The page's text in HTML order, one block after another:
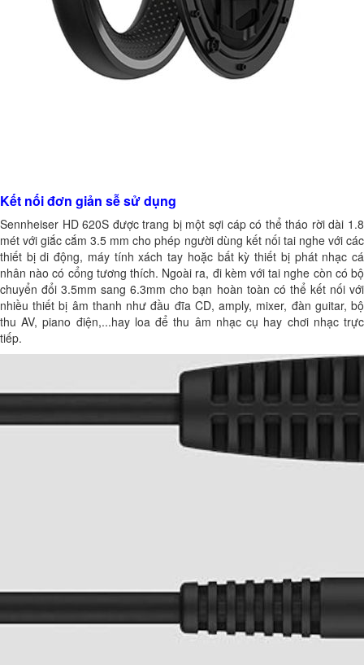
Kết nối đơn giản sễ sử dụng
Sennheiser HD 620S được trang bị một sợi cáp có thể tháo rời dài 1.8
mét với giắc cắm 3.5 mm cho phép người dùng kết nối tai nghe với các
thiết bị di động, máy tính xách tay hoặc bất kỳ thiết bị phát nhạc cá
nhân nào có cổng tương thích. Ngoài ra, đi kèm với tai nghe còn có bộ
chuyển đổi 3.5mm sang 6.3mm cho bạn hoàn toàn có thể kết nối với
nhiều thiết bị âm thanh như đầu đĩa CD, amply, mixer, đàn guitar, bộ
thu AV, piano điện,...hay loa để thu âm nhạc cụ hay chơi nhạc trực
tiếp.